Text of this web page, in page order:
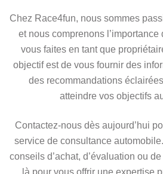
Chez Race4fun, nous sommes
et nous comprenons
vous faites en tant que
objectif est de vous fournir des
des recommandations
atteindre vos objectifs
Contactez-nous dès aujourd’hui
service de consultance
conseils d’achat, d’évaluation ou